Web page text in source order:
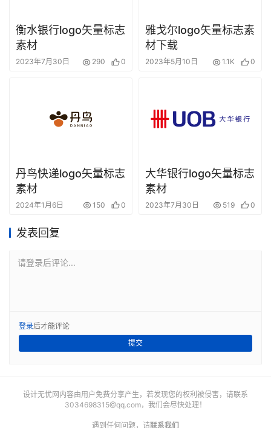
衡水银行logo矢量标志
素材
2023年7月30日 290 0
雅戈尔logo矢量标志素
材下载
2023年5月10日 1.1K 0
丹鸟快递logo矢量标志
素材
2024年1月6日 150 0
大华银行logo矢量标志
素材
2023年7月30日 519 0
发表回复
请登录后评论...
登录后才能评论
提交
设计无忧网内容由用户免费分享产生，若发现您的权利被侵害，请联系
3034698315@qq.com，我们会尽快处理！
遇到任何问题，请联系我们